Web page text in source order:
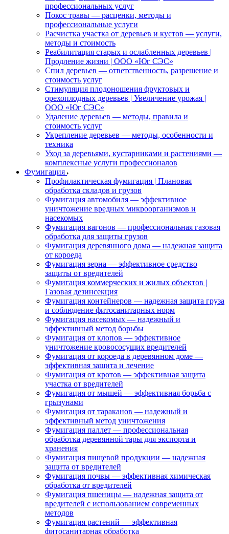
профессиональных услуг
Покос травы — расценки, методы и
профессиональные услуги
Расчистка участка от деревьев и кустов — услуги,
методы и стоимость
Реабилитация старых и ослабленных деревьев |
Продление жизни | ООО «Юг СЭС»
Спил деревьев — ответственность, разрешение и
стоимость услуг
Стимуляция плодоношения фруктовых и
орехоплодных деревьев | Увеличение урожая |
ООО «Юг СЭС»
Удаление деревьев — методы, правила и
стоимость услуг
Укрепление деревьев — методы, особенности и
техника
Уход за деревьями, кустарниками и растениями —
комплексные услуги профессионалов
Фумигация
Профилактическая фумигация | Плановая
обработка складов и грузов
Фумигация автомобиля — эффективное
уничтожение вредных микроорганизмов и
насекомых
Фумигация вагонов — профессиональная газовая
обработка для защиты грузов
Фумигация деревянного дома — надежная защита
от короеда
Фумигация зерна — эффективное средство
защиты от вредителей
Фумигация коммерческих и жилых объектов |
Газовая дезинсекция
Фумигация контейнеров — надежная защита груза
и соблюдение фитосанитарных норм
Фумигация насекомых — надежный и
эффективный метод борьбы
Фумигация от клопов — эффективное
уничтожение кровососущих вредителей
Фумигация от короеда в деревянном доме —
эффективная защита и лечение
Фумигация от кротов — эффективная защита
участка от вредителей
Фумигация от мышей — эффективная борьба с
грызунами
Фумигация от тараканов — надежный и
эффективный метод уничтожения
Фумигация паллет — профессиональная
обработка деревянной тары для экспорта и
хранения
Фумигация пищевой продукции — надежная
защита от вредителей
Фумигация почвы — эффективная химическая
обработка от вредителей
Фумигация пшеницы — надежная защита от
вредителей с использованием современных
методов
Фумигация растений — эффективная
фитосанитарная обработка